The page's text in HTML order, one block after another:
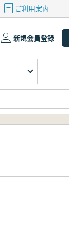
ご利用案内
新規会員登録